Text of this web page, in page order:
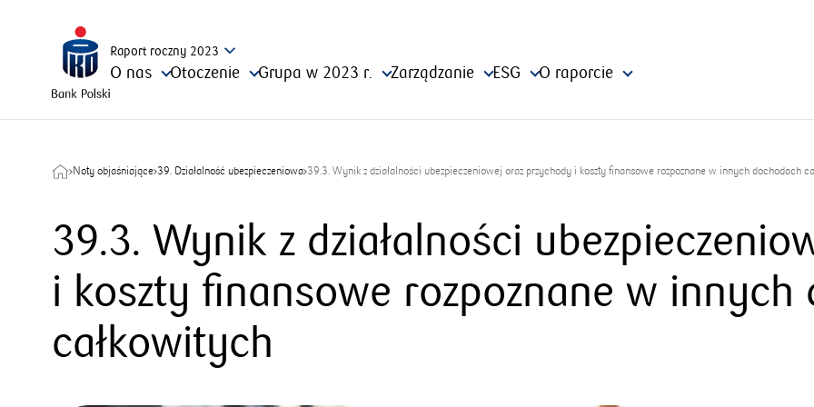
Raport roczny 2023
O nas Otoczenie Grupa w 2023 r. Zarządzanie ESG O raporcie
Noty objaśniające 39. Działalność ubezpieczeniowa 39.3. Wynik z działalności ubezpieczeniowej oraz przychody i koszty finansowe rozpoznane w innych dochodach
39.3. Wynik z działalności
i koszty finansowe rozpoznane w innych
całkowitych